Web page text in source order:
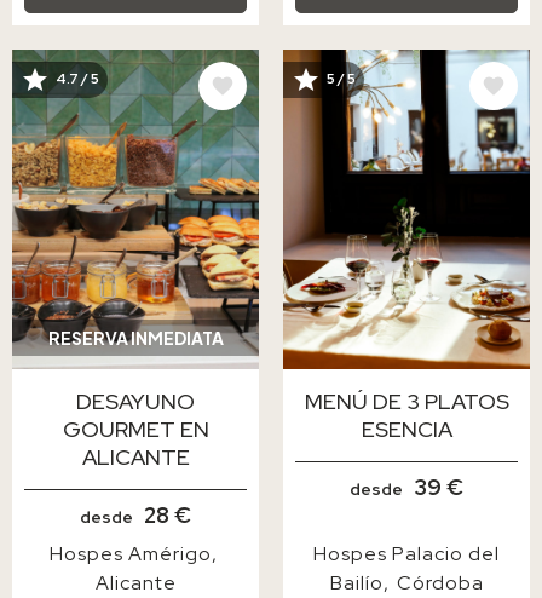
RESERVA INMEDIATA
IMAGE
4.7 / 5
DESAYUNO
GOURMET EN
ALICANTE
desde 28 €
Hospes Amérigo
Alicante
IMAGE
5 / 5
MENÚ DE 3 PLATOS
ESENCIA
desde 39 €
Hospes Palacio del
Bailío
Córdoba